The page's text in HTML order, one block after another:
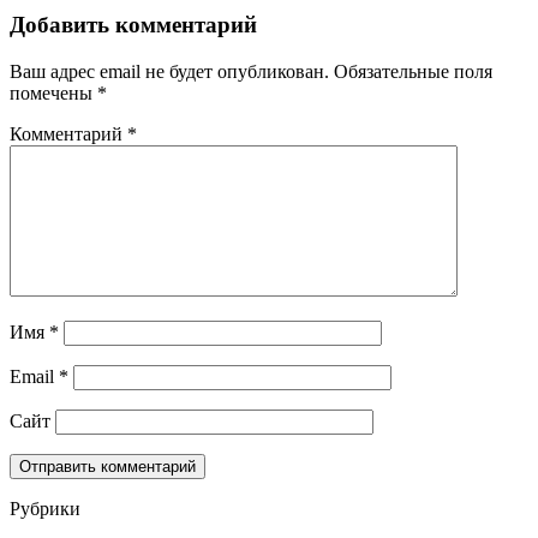
Добавить комментарий
Ваш адрес email не будет опубликован. Обязательные поля
помечены *
Комментарий *
Имя *
Email *
Сайт
Рубрики